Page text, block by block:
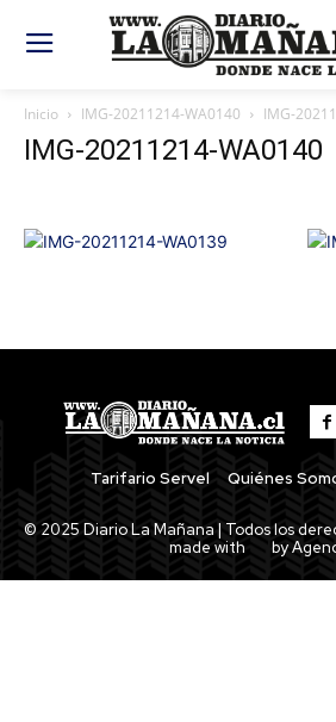
Inicio IMG-20211214-WA0140 IMG-
IMG-20211214-WA0140
Tarifario Servel Quiénes
© 2025 Diario La Mañana | Todos los
made with
by